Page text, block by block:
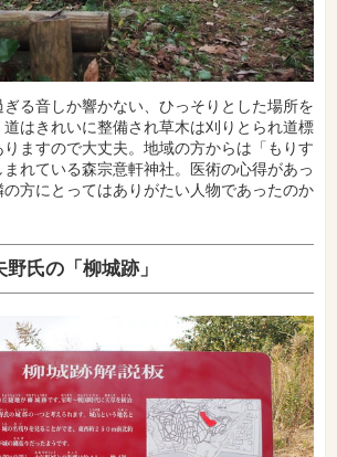
る音しか響かない、ひっそりとした場所を
はきれいに整備され草木は刈りとられ道標
ますので大丈夫。地域の方からは「もりす
れている森宗意軒神社。医術の心得があっ
方にとってはありがたい人物であったのか
氏の「柳城跡」